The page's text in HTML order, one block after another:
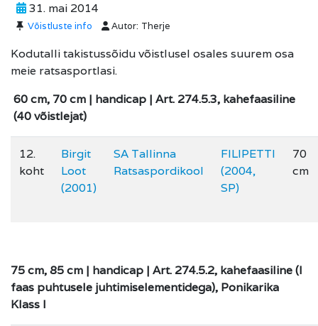
31. mai 2014
Võistluste info Autor: Therje
Kodutalli takistussõidu võistlusel osales suurem osa
meie ratsasportlasi.
60 cm, 70 cm | handicap | Art. 274.5.3, kahefaasiline
(40 võistlejat)
12.
koht
Birgit
Loot
(2001)
SA Tallinna
Ratsaspordikool
FILIPETTI
(2004,
SP)
70
cm
75 cm, 85 cm | handicap | Art. 274.5.2, kahefaasiline (I
faas puhtusele juhtimiselementidega), Ponikarika
Klass I